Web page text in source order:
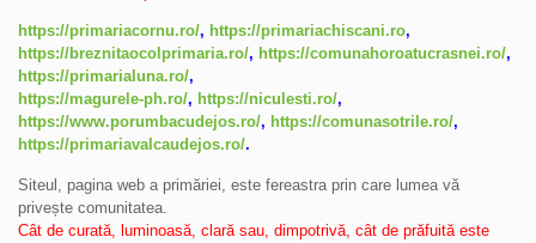
https://primariacornu.ro/, https://primariachiscani.ro,
https://breznitaocolprimaria.ro/, https://comunahoroatucrasnei.ro/,
https://primarialuna.ro/,
https://magurele-ph.ro/, https://niculesti.ro/,
https://www.porumbacudejos.ro/, https://comunasotrile.ro/,
https://primariavalcaudejos.ro/.
Siteul, pagina web a primăriei, este fereastra prin care lumea vă
privește comunitatea.
Cât de curată, luminoasă, clară sau, dimpotrivă, cât de prăfuită este